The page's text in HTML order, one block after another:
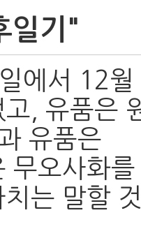
일기"
에서 12월
, 유품은
유품은
무오사화
는 말할